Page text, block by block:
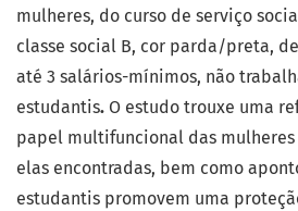
mulheres, do curso de serviço
classe social B, cor parda/preta,
até 3 salários-mínimos, não
estudantis. O estudo trouxe uma
papel multifuncional das
elas encontradas, bem como
estudantis promovem uma